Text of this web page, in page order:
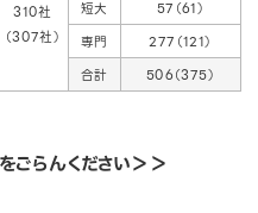
310社
（307社）
短大
57（61）
専門
277（121）
合計
506（375）
ごらんください＞＞